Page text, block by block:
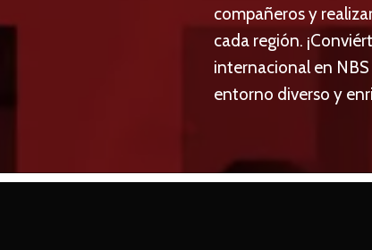
compañeros y
cada región.
internacional en
entorno diverso y